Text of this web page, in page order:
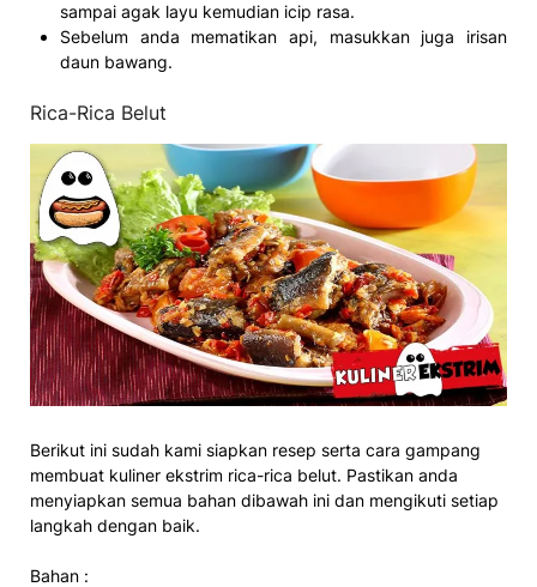
sampai agak layu kemudian icip rasa.
Sebelum anda mematikan api, masukkan juga irisan
daun bawang.
Rica-Rica Belut
Berikut ini sudah kami siapkan resep serta cara gampang
membuat kuliner ekstrim rica-rica belut. Pastikan anda
menyiapkan semua bahan dibawah ini dan mengikuti setiap
langkah dengan baik.
Bahan :